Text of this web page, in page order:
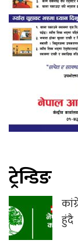
ट्रेन्डिङ
हुंदै